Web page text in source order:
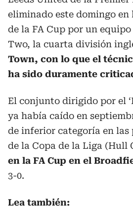
eliminado este domingo en
de la FA Cup por un equipo
Two, la cuarta división
Town, con lo que el
ha sido duramente
El conjunto dirigido por el
ya había caído en
de inferior categoría en las
de la Copa de la Liga (Hull
en la FA Cup en el
3-0.
Lea también: